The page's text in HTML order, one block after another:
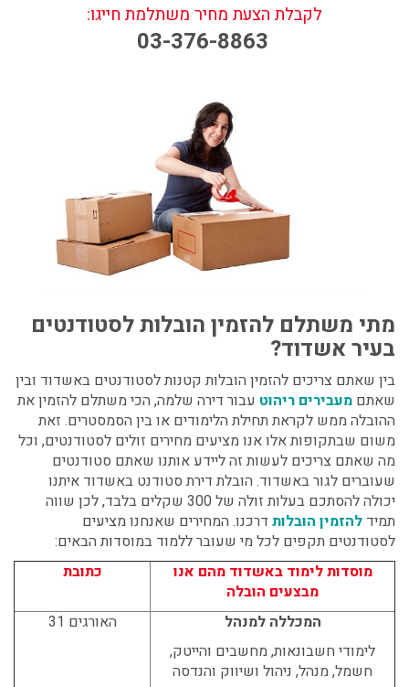
לקבלת הצעת מחיר משתלמת חייגו:
03-376-8863
מתי משתלם להזמין הובלות לסטודנטים
בעיר אשדוד?
בין שאתם צריכים להזמין הובלות קטנות לסטודנטים באשדוד ובין
שאתם מעבירים ריהוט עבור דירה שלמה, הכי משתלם להזמין את
ההובלה ממש לקראת תחילת הלימודים או בין הסמסטרים. זאת
משום שבתקופות אלו אנו מציעים מחירים זולים לסטודנטים, וכל
מה שאתם צריכים לעשות זה ליידע אותנו שאתם סטודנטים
שעוברים לגור באשדוד. הובלת דירת סטודנט באשדוד איתנו
יכולה להסתכם בעלות זולה של 300 שקלים בלבד, לכן שווה
תמיד להזמין הובלות דרכנו. המחירים שאנחנו מציעים
לסטודנטים תקפים לכל מי שעובר ללמוד במוסדות הבאים:
מוסדות לימוד באשדוד מהם אנו
מבצעים הובלה
כתובת
המכללה למנהל
לימודי חשבונאות, מחשבים והייטק,
חשמל, מנהל, ניהול ושיווק והנדסה
האורגים 31